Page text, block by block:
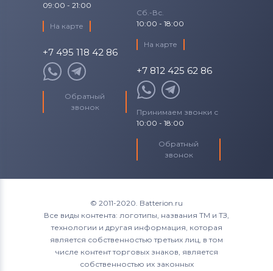
09:00 - 21:00
На карте
+7 495 118 42 86
Обратный
звонок
Сб.-Вс.
10:00 - 18:00
На карте
+7 812 425 62 86
Принимаем звонки с
10:00 - 18:00
Обратный
звонок
© 2011-2020. Batterion.ru
Все виды контента: логотипы, названия ТМ и ТЗ,
технологии и другая информация, которая
является собственностью третьих лиц, в том
числе контент торговых знаков, является
собственностью их законных